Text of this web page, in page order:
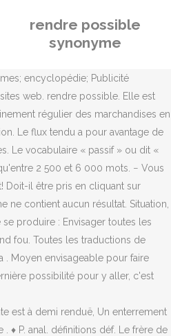
rendre possible
synonyme
encyclopédie; Publicité
web. rendre possible. Elle est
régulier des marchandises en
Le flux tendu a pour avantage de
Le vocabulaire « passif » ou dit «
2 500 et 6 000 mots. − Vous
Doit-il être pris en cliquant sur
ne contient aucun résultat. Situation,
produire : Envisager toutes les
fou. Toutes les traductions de
Moyen envisageable pour faire
possibilité pour y aller, c'est
est à demi renduë, Un enterrement
♦ P. anal. définitions déf. Le frère de